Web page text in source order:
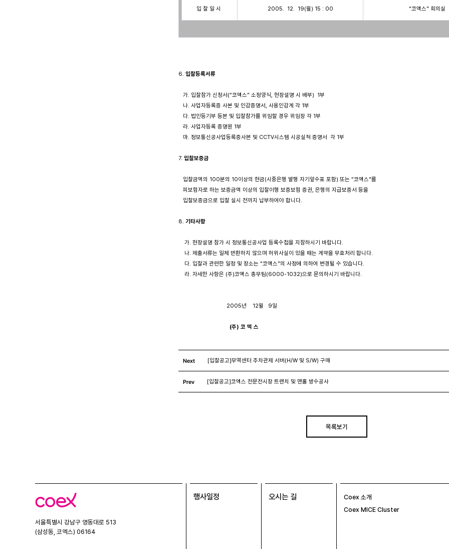
입 찰 일 시 2005.  12.  19(월) 15 : 00 “코엑스” 회의실
6. 입찰등록서류
   가. 입찰참가 신청서(“코엑스” 소정양식, 현장설명 시 배부)  1부
   나. 사업자등록증 사본 및 인감증명서, 사용인감계 각 1부
   다. 법인등기부 등본 및 입찰참가를 위임할 경우 위임장 각 1부
   라. 사업자등록 증명원 1부
   마. 정보통신공사업등록증사본 및 CCTV시스템 시공실적 증명서  각 1부
7. 입찰보증금
   입찰금액의 100분의 10이상의 현금(시중은행 발행 자기앞수표 포함) 또는 “코엑스”를
   피보험자로 하는 보증금액 이상의 입찰이행 보증보험 증권, 은행의 지급보증서 등을
   입찰보증금으로 입찰 실시 전까지 납부하여야 합니다.
8. 기타사항
    가. 현장설명 참가 시 정보통신공사업 등록수첩을 지참하시기 바랍니다.
    나. 제출서류는 일체 반환하지 않으며 허위사실이 있을 때는 계약을 무효처리 합니다.
    다. 입찰과 관련한 일정 및 장소는 “코엑스”의 사정에 의하여 변경될 수 있습니다.
    라. 자세한 사항은 (주)코엑스 총무팀(6000-1032)으로 문의하시기 바랍니다.
                                2005년    12월   9일
(주) 코 엑 스
Next [입찰공고]무역센터 주차관제 서버(H/W 및 S/W) 구매
Prev [입찰공고]코엑스 전문전시장 트랜치 및 맨홀 방수공사
목록보기
코
엑
서울특별시 강남구 영동대로 513
(삼성동, 코엑스) 06164
행사일정 오시는 길
Coex 소개
Coex MICE Cluster